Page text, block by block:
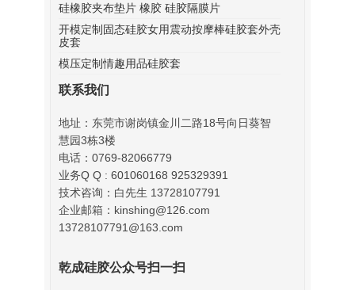
硅橡胶夹布垫片 橡胶 硅胶隔膜片
开模定制固态硅胶女用震动按摩棒硅胶套外壳
皮套
模压定制情趣用品硅胶套
联系我们
地址：东莞市谢岗镇金川二路18号向日葵智
慧园3栋3楼
电话：0769-82066779
业务Q Q : 601060168 925329391
技术咨询：白先生 13728107791
企业邮箱：kinshing@126.com
13728107791@163.com
乾成硅胶公众号扫一扫